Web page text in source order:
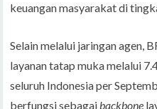
keuangan masyarakat di
Selain melalui jaringan agen,
layanan tatap muka melalui
seluruh Indonesia per
berfungsi sebagaibackbone